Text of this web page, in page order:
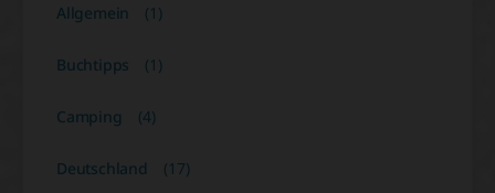
Allgemein (1)
Buchtipps (1)
Camping (4)
Deutschland (17)